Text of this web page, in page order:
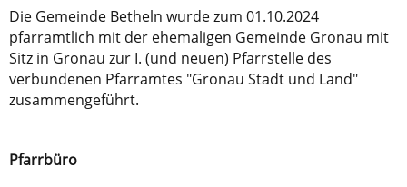
Die Gemeinde Betheln wurde zum 01.10.2024
pfarramtlich mit der ehemaligen Gemeinde Gronau mit
Sitz in Gronau zur I. (und neuen) Pfarrstelle des
verbundenen Pfarramtes "Gronau Stadt und Land"
zusammengeführt.
Pfarrbüro